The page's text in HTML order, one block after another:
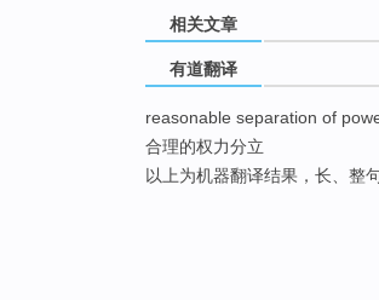
相关文章
有道翻译
reasonable separation of
合理的权力分立
以上为机器翻译结果，长、整